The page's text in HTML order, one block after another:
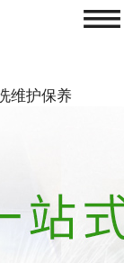
维护保养
≡